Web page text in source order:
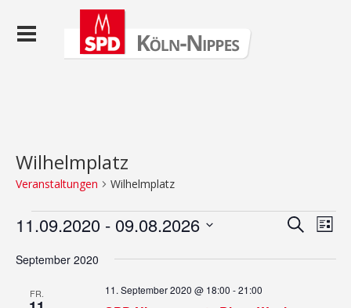
Wilhelmplatz
Veranstaltungen Wilhelmplatz
Veranstaltungen
und
SucheListe
11.09.2020 - 09.08.2026
wählen.
September 2020
FR. 11. September 2020 @ 18:00 -21:00